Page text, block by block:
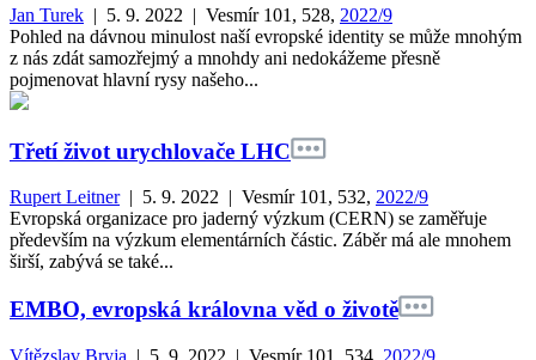
Jan Turek | 5. 9. 2022 | Vesmír 101, 528, 2022/9
Pohled na dávnou minulost naší evropské identity se může mnohým
z nás zdát samozřejmý a mnohdy ani nedokážeme přesně
pojmenovat hlavní rysy našeho...
Třetí život urychlovače LHC
Rupert Leitner| 5. 9. 2022 | Vesmír 101, 532, 2022/9
Evropská organizace pro jaderný výzkum (CERN) se zaměřuje
především na výzkum elementárních částic. Záběr má ale mnohem
širší, zabývá se také...
EMBO, evropská královna věd o životě
Vítězslav Bryja | 5. 9. 2022 | Vesmír 101, 534, 2022/9